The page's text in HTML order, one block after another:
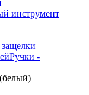
инструмент
Ручки -